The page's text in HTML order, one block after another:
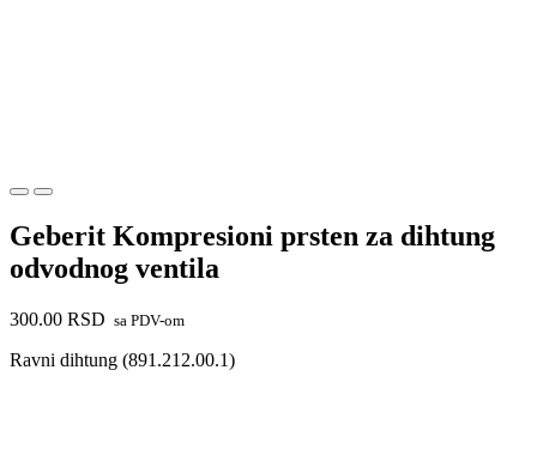
Geberit Kompresioni prsten za dihtung
odvodnog ventila
300.00 RSD sa PDV-om
Ravni dihtung (891.212.00.1)